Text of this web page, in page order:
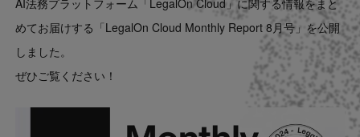
LegalOn Now
Contact
AI法務プラットフォーム「LegalOn Cloud」に関する情報をまと
めてお届けする「LegalOn Cloud Monthly Report 8月号」を公開
しました。
ぜひご覧ください！